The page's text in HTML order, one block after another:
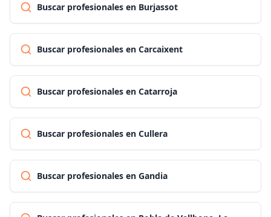
Buscar profesionales en Burjassot
Buscar profesionales en Carcaixent
Buscar profesionales en Catarroja
Buscar profesionales en Cullera
Buscar profesionales en Gandia